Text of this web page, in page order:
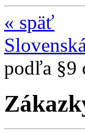
« späť
podľa §9